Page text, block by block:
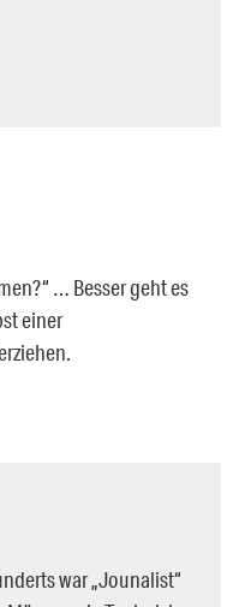
… Besser geht es
einer
war „Jounalist“